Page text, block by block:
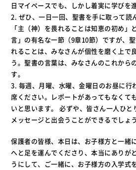
日マイペースでも、しかし着実に学びを
2. ぜひ、一日一回、聖書を手に取って読
「主（神）を畏れることは知恵の初め」
言」の有名な一節（9章10節）ですが、
れることは、みなさんが個性を磨く上で
う。聖書の言葉は、みなさんのこれから
す。
3. 毎週、月曜、水曜、金曜日のお昼に行
席ください。レポートがあってもなくて
いと思います。 必ずや、皆さん一人ひと
メッセージと出会うことができるでしょう
保護者の皆様、本日は、お子様方と一緒
へと足を運んでくださり、本当にありが
うにして、ご一緒に、お子様方の入学式